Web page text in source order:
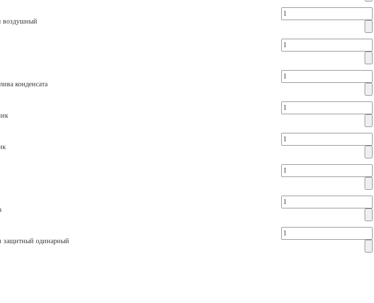
воздушный
конденсата
защитный одинарный